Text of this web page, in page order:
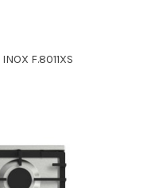
F.8011XS